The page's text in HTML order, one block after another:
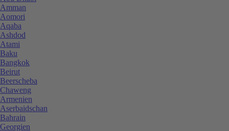
Amman
Aomori
Aqaba
Ashdod
Atami
Baku
Bangkok
Beirut
Beerscheba
Chaweng
Armenien
Aserbaidschan
Bahrain
Georgien